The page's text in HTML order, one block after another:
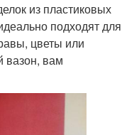
из пластиковых
подходят для
цветы или
вазон, вам